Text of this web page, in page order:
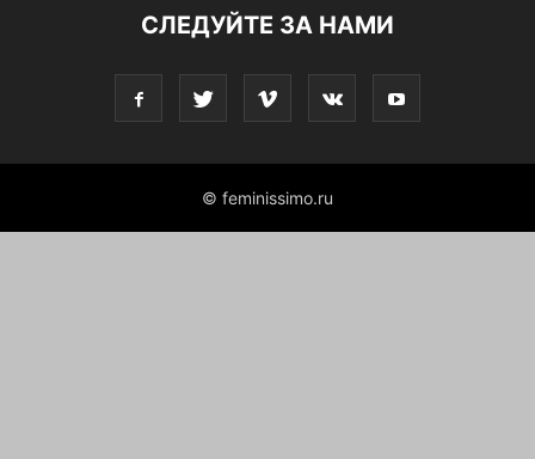
СЛЕДУЙТЕ ЗА НАМИ
© feminissimo.ru